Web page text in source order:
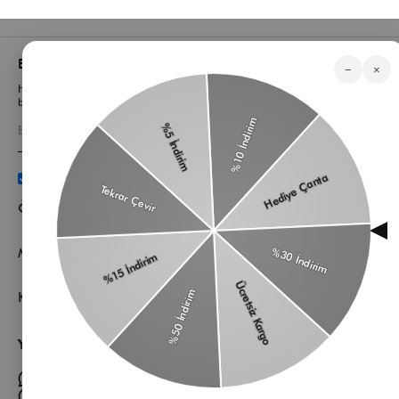
Bizden Haberler
Haberlerimiz, özel tekliflerimiz ve favori stillerimiz hakkında ilk siz
bilgi sahibi olun
Üyelik koşullarını ve kişisel verilerimin
korunmasını kabul
ediyorum.
Öne Çıkan Kategorilerimiz
Müşteri Hizmetleri
Kurumsal
Yardıma mı ihtiyacın var?
Müşteri Hizmetleri WhatsApp Hattı
− ×